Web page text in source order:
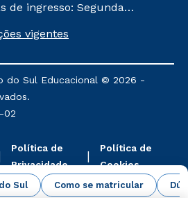
Sul Como se matricular
de ingresso: Segunda
de matrícula será de R$
aos cursos: Ensino
a Docência e Metodologia
Questões Atuais.
vigentes
do Sul Educacional © 2026 -
02
Política de
Privacidade
Política de
Cookies